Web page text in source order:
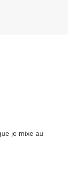
je mixe au